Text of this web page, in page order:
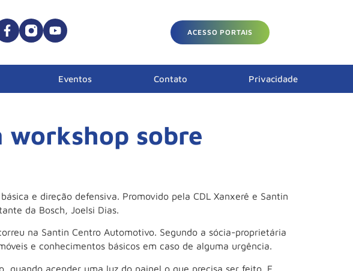
ACESSO PORTAIS
Eventos Contato Privacidade
workshop sobre
e direção defensiva. Promovido pela CDL Xanxerê e Santin
da Bosch, Joelsi Dias.
na Santin Centro Automotivo. Segundo a sócia-proprietária
e conhecimentos básicos em caso de alguma urgência.
quando acender uma luz do painel o que precisa ser feito. E,